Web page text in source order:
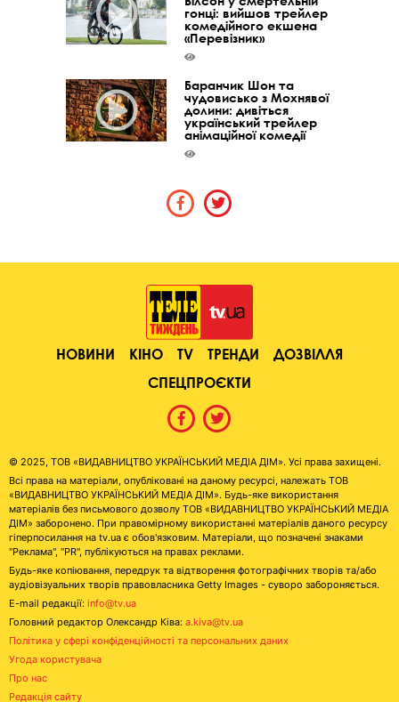
гонці: вийшов трейлер
комедійного екшена
«Перевізник»
Баранчик Шон та
чудовисько з Мохнявої
долини: дивіться
український трейлер
анімаційної комедії
НОВИНИ КІНО TV ТРЕНДИ
ДОЗВІЛЛЯ
СПЕЦПРОЄКТИ
© 2025, ТОВ «ВИДАВНИЦТВО УКРАЇНСЬКИЙ МЕДІА ДІМ». Усі права захищені.
Всі права на матеріали, опубліковані на даному ресурсі, належать ТОВ
«ВИДАВНИЦТВО УКРАЇНСЬКИЙ МЕДІА ДІМ». Будь-яке використання
матеріалів без письмового дозволу ТОВ «ВИДАВНИЦТВО УКРАЇНСЬКИЙ МЕДІА
ДІМ» заборонено. При правомірному використанні матеріалів даного ресурсу
гіперпосилання на tv.ua є обов'язковим. Матеріали, що позначені знаками
"Реклама", "PR", публікуються на правах реклами.
Будь-яке копіювання, передрук та відтворення фотографічних творів та/або
аудіовізуальних творів правовласника Getty Images - суворо забороняється.
E-mail редакції: info@tv.ua
Головний редактор Олександр Ківа: a.kiva@tv.ua
Політика у сфері конфіденційності та персональних даних
Угода користувача
Про нас
Редакція сайту